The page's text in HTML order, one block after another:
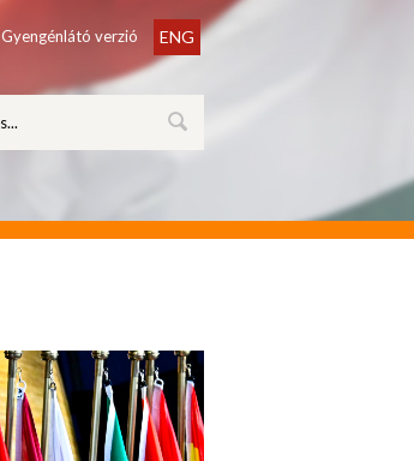
Gyengénlátó verzió ENG